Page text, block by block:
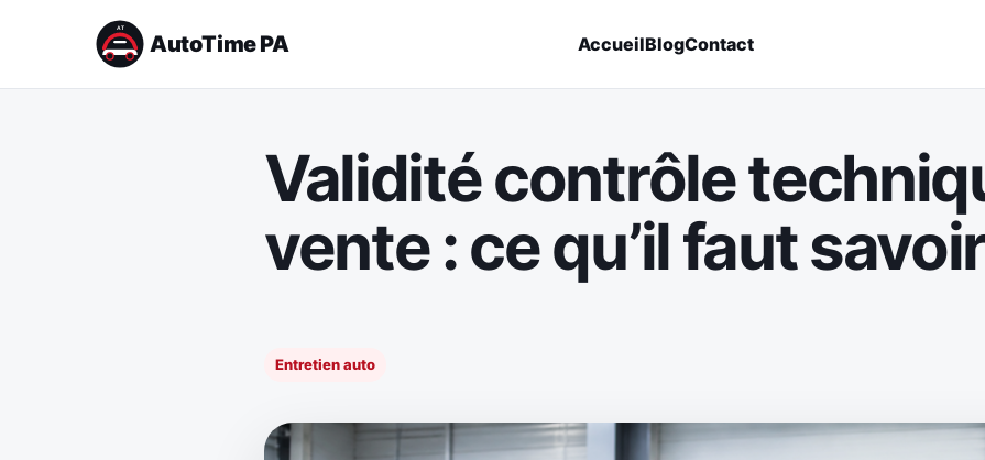
AutoTime PA AccueilBlogContact
Validité contrôle
vente : ce qu’il faut
Entretien auto